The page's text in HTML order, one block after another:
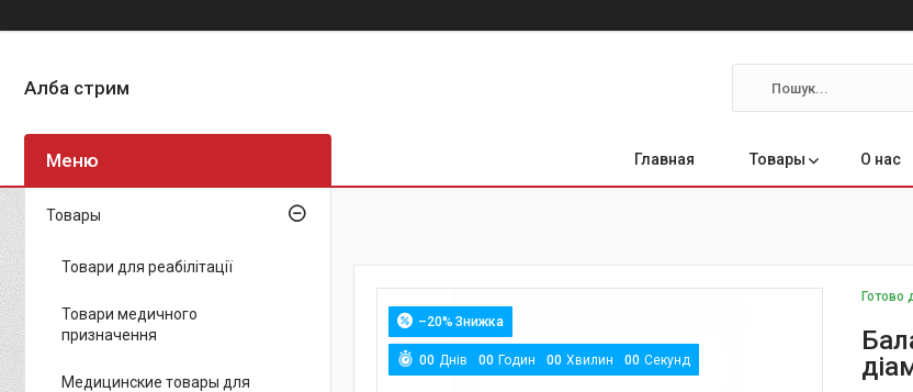
Алба стрим
Главная Товары О нас
–20%
00 Днів 00 Годин 00 Хвилин 00 Секунд
Готово
Товары
Товари для реабілітації
Товари медичного
призначення
Медицинские товары для